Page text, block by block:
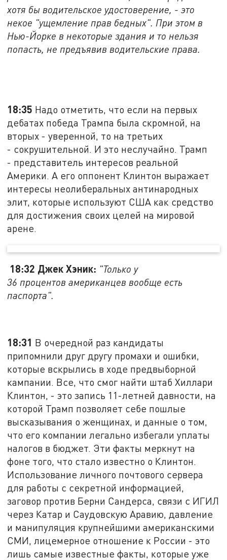
хотя бы водительское удостоверение, - это
некое "ущемление прав бедных". При этом в
Нью-Йорке в некоторые здания и то нельзя
попасть, не предъявив водительские права.
18:35 Надо отметить, что если на первых
дебатах победа Трампа была скромной, на
вторых - уверенной, то на третьих
- сокрушительной. И это неслучайно. Трамп
- представитель интересов реальной
Америки. А его оппонент Клинтон выражает
интересы неолиберальных антинародных
элит, которые используют США как средство
для достижения своих целей на мировой
арене.
18:32 Джек Хэник: "Только у
36 процентов американцев вообще есть
паспорта".
18:31 В очередной раз кандидаты
припомнили друг другу промахи и ошибки,
которые вскрылись в ходе предвыборной
кампании. Все, что смог найти штаб Хиллари
Клинтон, - это запись 11-летней давности, на
которой Трамп позволяет себе пошлые
высказывания о женщинах, и данные о том,
что его компании легально избегали уплаты
налогов в бюджет. Эти факты меркнут на
фоне того, что стало известно о Клинтон.
Использование личного почтового сервера
для работы с секретной информацией,
заговор против Берни Сандерса, связи с ИГИЛ
через Катар и Саудовскую Аравию, давление
и манипуляция крупнейшими американскими
СМИ, лицемерное отношение к России - это
лишь самые известные факты, которые уже